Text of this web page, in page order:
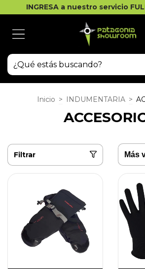
INGRESA a nuestro servicio
Inicio > INDUMENTARIA >
Filtrar